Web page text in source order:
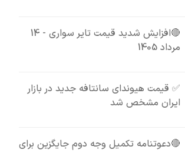
🔴افزایش شدید قیمت تایر سواری - 14
مرداد 1405
✅ قیمت هیوندای سانتافه جدید در بازار
ایران مشخص شد
🔴دعوتنامه تکمیل وجه دوم جایگزین برای